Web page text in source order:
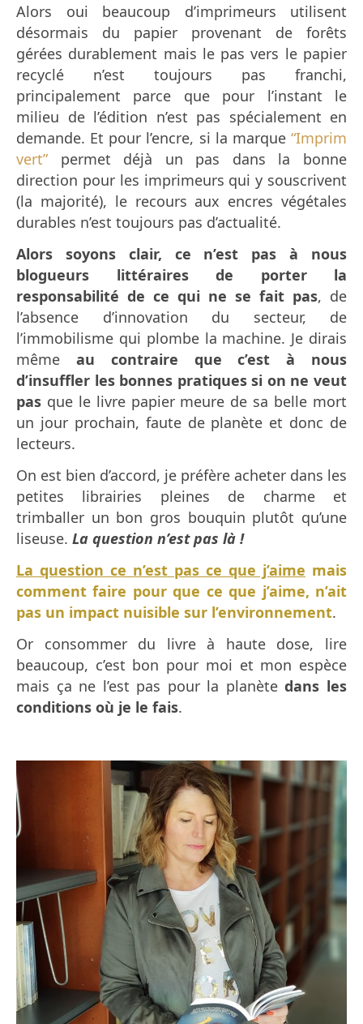
Alors oui beaucoup d’imprimeurs utilisent
désormais du papier provenant de forêts
gérées durablement mais le pas vers le papier
recyclé n’est toujours pas franchi,
principalement parce que pour l’instant le
milieu de l’édition n’est pas spécialement en
demande. Et pour l’encre, si la marque “Imprim
vert” permet déjà un pas dans la bonne
direction pour les imprimeurs qui y souscrivent
(la majorité), le recours aux encres végétales
durables n’est toujours pas d’actualité.
Alors soyons clair, ce n’est pas à nous
blogueurs littéraires de porter la
responsabilité de ce qui ne se fait pas, de
l’absence d’innovation du secteur, de
l’immobilisme qui plombe la machine. Je dirais
même au contraire que c’est à nous
d’insuffler les bonnes pratiques si on ne veut
pas que le livre papier meure de sa belle mort
un jour prochain, faute de planète et donc de
lecteurs.
On est bien d’accord, je préfère acheter dans les
petites librairies pleines de charme et
trimballer un bon gros bouquin plutôt qu’une
liseuse. La question n’est pas là !
La question ce n’est pas ce que j’aime mais
comment faire pour que ce que j’aime, n’ait
pas un impact nuisible sur l’environnement.
Or consommer du livre à haute dose, lire
beaucoup, c’est bon pour moi et mon espèce
mais ça ne l’est pas pour la planètedans les
conditions où je le fais.